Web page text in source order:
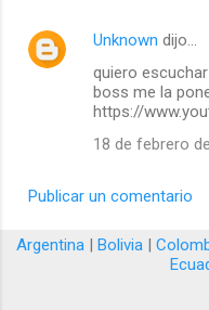
t
a
Unknown dijo…
quiero
boss me la
https://
18 de febrero
Publicar un comentario
Argentina| Bolivia|